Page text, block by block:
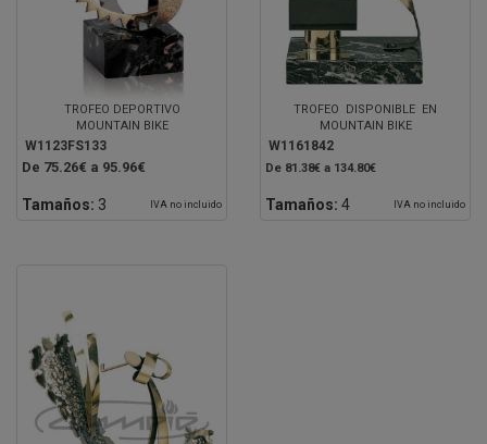
TROFEO DEPORTIVO
MOUNTAIN BIKE
W1123FS133
De 75.26€ a 95.96€
Tamaños: 3 IVA no incluido
TROFEO DISPONIBLE EN
MOUNTAIN BIKE
W1161842
De 81.38€ a 134.80€
Tamaños: 4 IVA no incluido